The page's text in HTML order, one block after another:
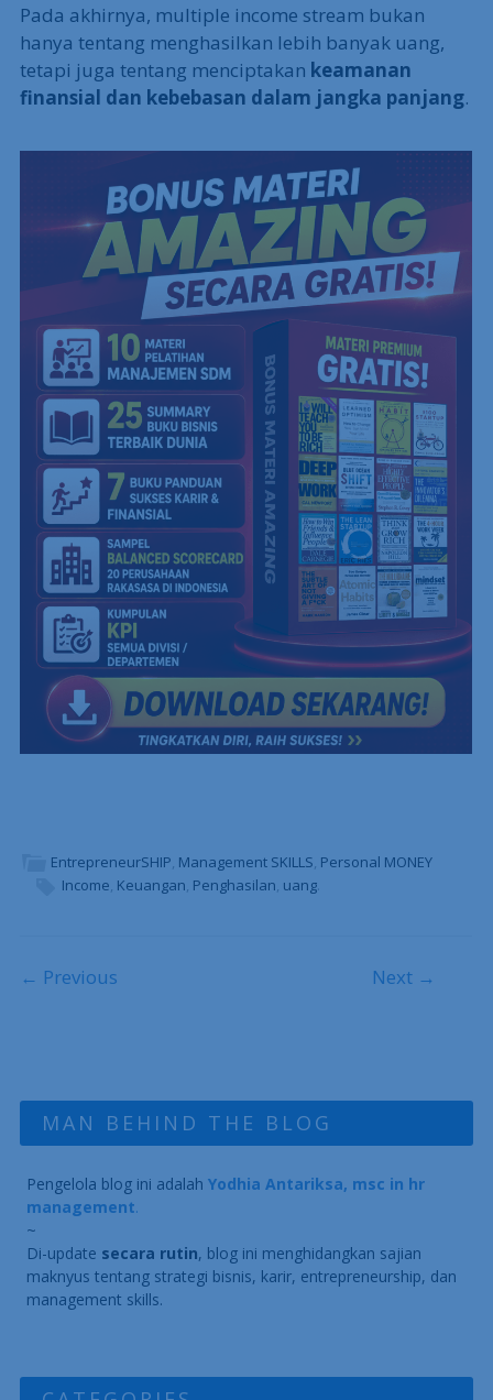
Pada akhirnya, multiple income stream bukan
hanya tentang menghasilkan lebih banyak uang,
tetapi juga tentang menciptakan keamanan
finansial dan kebebasan dalam jangka panjang.
EntrepreneurSHIP, Management SKILLS, Personal MONEY
Income, Keuangan, Penghasilan, uang.
Post navigation
← Previous Next →
MAN BEHIND THE BLOG
Pengelola blog ini adalah Yodhia Antariksa, msc in hr
management.
~
Di-update secara rutin, blog ini menghidangkan sajian
maknyus tentang strategi bisnis, karir, entrepreneurship, dan
management skills.